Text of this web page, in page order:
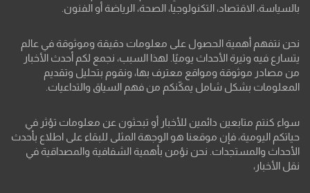
بالسياسة، الاقتصاد، التكنولوجيا، الصحة، الرياضة أو الفنون.
نحن نتفهم أهمية الحصول على معلومات دقيقة وموثوقة في عالم
يتسارع فيه وتيرة الأحداث يوميًا. لهذا السبب، نجمع لكم أحدث الأخبار
من مصادر موثوقة ومواقع معترف بها، ونقوم بتحليل وتقديم
المعلومات بشكل شامل يمكّنكم من فهم السياق والتداعيات.
سواء كنتم متابعين دائمين للأخبار أو تبحثون عن معلومات تؤثر في
حياتكم اليومية، فإن موقعنا هو الوجهة المثلى للبقاء على اطلاع بأحدث
الأحداث والمستجدات. نحن نؤمن بأهمية الشفافية والمصداقية في
نقل الأخبار،